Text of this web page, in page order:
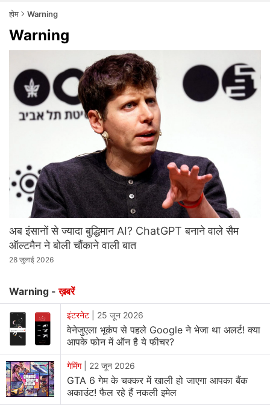
होम Warning
Warning
अब इंसानों से ज्यादा बुद्धिमान AI? ChatGPT बनाने वाले सैम
ऑल्टमैन ने बोली चौंकाने वाली बात
28 जुलाई 2026
Warning -ख़बरें
इंटरनेट 25 जून 2026
वेनेजुएला भूकंप से पहले Google ने भेजा था अलर्ट! क्या
आपके फोन में ऑन है ये फीचर?
गेमिंग| 22 जून 2026
GTA 6 गेम के चक्कर में खाली हो जाएगा आपका बैंक
अकाउंट! फैल रहे हैं नकली इमेल